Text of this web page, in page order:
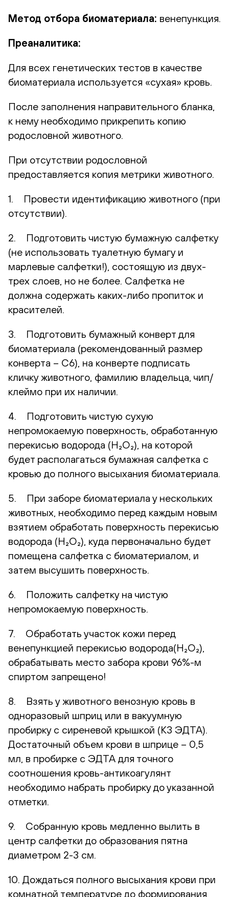
Метод отбора биоматериала: венепункция.
Преаналитика:
Для всех генетических тестов в качестве
биоматериала используется «сухая» кровь.
После заполнения направительного бланка,
к нему необходимо прикрепить копию
родословной животного.
При отсутствии родословной
предоставляется копия метрики животного.
1. Провести идентификацию животного (при
отсутствии).
2. Подготовить чистую бумажную салфетку
(не использовать туалетную бумагу и
марлевые салфетки!), состоящую из двух-
трех слоев, но не более. Салфетка не
должна содержать каких-либо пропиток и
красителей.
3. Подготовить бумажный конверт для
биоматериала (рекомендованный размер
конверта – С6), на конверте подписать
кличку животного, фамилию владельца, чип/
клеймо при их наличии.
4. Подготовить чистую сухую
непромокаемую поверхность, обработанную
перекисью водорода (H₂O₂), на которой
будет располагаться бумажная салфетка с
кровью до полного высыхания биоматериала.
5. При заборе биоматериала у нескольких
животных, необходимо перед каждым новым
взятием обработать поверхность перекисью
водорода (H₂O₂), куда первоначально будет
помещена салфетка с биоматериалом, и
затем высушить поверхность.
6. Положить салфетку на чистую
непромокаемую поверхность.
7. Обработать участок кожи перед
венепункцией перекисью водорода(H₂O₂),
обрабатывать место забора крови 96%-м
спиртом запрещено!
8. Взять у животного венозную кровь в
одноразовый шприц или в вакуумную
пробирку с сиреневой крышкой (К3 ЭДТА).
Достаточный объем крови в шприце – 0,5
мл, в пробирке с ЭДТА для точного
соотношения кровь-антикоагулянт
необходимо набрать пробирку до указанной
отметки.
9. Собранную кровь медленно вылить в
центр салфетки до образования пятна
диаметром 2-3 см.
10. Дождаться полного высыхания крови при
комнатной температуре до формирования